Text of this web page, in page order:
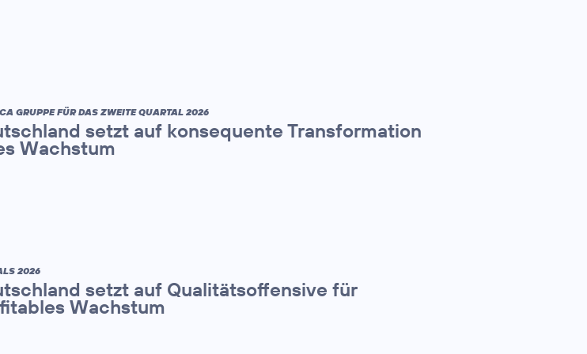
GRUPPE FÜR DAS ZWEITE QUARTAL 2026
setzt auf konsequente Transformation
Wachstum
2026
setzt auf Qualitätsoffensive für
Wachstum